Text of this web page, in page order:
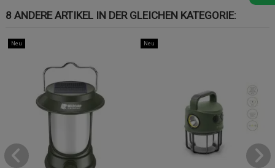
8 ANDERE ARTIKEL IN DER GLEICHEN KATEGORIE:
Neu Neu